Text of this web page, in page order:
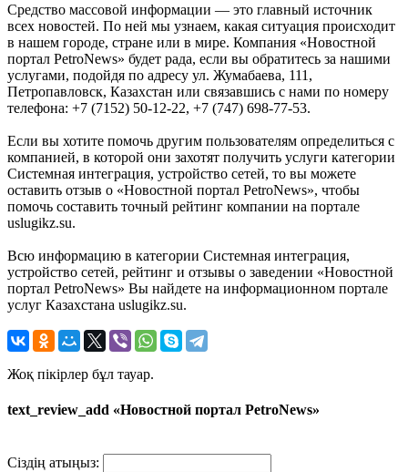
Средство массовой информации — это главный источник
всех новостей. По ней мы узнаем, какая ситуация происходит
в нашем городе, стране или в мире. Компания «Новостной
портал PetroNews» будет рада, если вы обратитесь за нашими
услугами, подойдя по адресу ул. Жумабаева, 111,
Петропавловск, Казахстан или связавшись с нами по номеру
телефона: +7 (7152) 50-12-22, +7 (747) 698-77-53.
Если вы хотите помочь другим пользователям определиться с
компанией, в которой они захотят получить услуги категории
Системная интеграция, устройство сетей, то вы можете
оставить отзыв о «Новостной портал PetroNews», чтобы
помочь составить точный рейтинг компании на портале
uslugikz.su.
Всю информацию в категории Системная интеграция,
устройство сетей, рейтинг и отзывы о заведении «Новостной
портал PetroNews» Вы найдете на информационном портале
услуг Казахстана uslugikz.su.
Жоқ пікірлер бұл тауар.
text_review_add «Новостной портал PetroNews»
Сіздің атыңыз: